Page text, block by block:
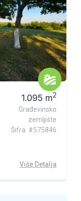
1.095 m2
Građevinsko
zemljište
Šifra: #575846
Više Detalja